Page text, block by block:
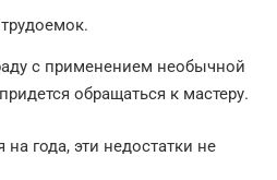
с применением необычной
обращаться к мастеру.
на года, эти недостатки не